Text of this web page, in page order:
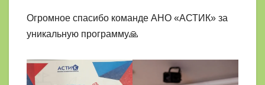
Огромное спасибо команде АНО «АСТИК» за
уникальную программу🙏